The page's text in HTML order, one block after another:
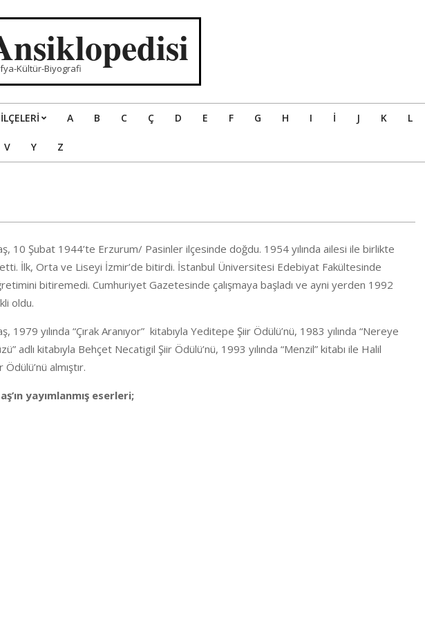
Kültür-Biyografi
A B C Ç D E F G H I İ J K L
V Y Z
10 Şubat 1944’te Erzurum/ Pasinler ilçesinde doğdu. 1954 yılında ailesi ile birlikte
İlk, Orta ve Liseyi İzmir’de bitirdi. İstanbul Üniversitesi Edebiyat Fakültesinde
bitiremedi. Cumhuriyet Gazetesinde çalışmaya başladı ve ayni yerden 1992
oldu.
1979 yılında “Çırak Aranıyor” kitabıyla Yeditepe Şiir Ödülü’nü, 1983 yılında “Nereye
adlı kitabıyla Behçet Necatigil Şiir Ödülü’nü, 1993 yılında “Menzil” kitabı ile Halil
almıştır.
yayımlanmış eserleri;